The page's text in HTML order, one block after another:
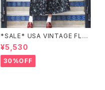
*SALE* USA VINTAGE FLO
WER PATTERNED LACE CO
LLAR BELTED ONE PIECE/
アメリカ古着花柄レース襟ベル
テッドワンピース
¥5,530
30%OFF